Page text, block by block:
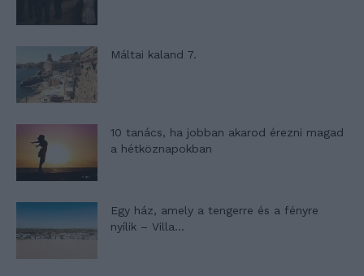
Máltai kaland 7.
10 tanács, ha jobban akarod érezni magad
a hétköznapokban
Egy ház, amely a tengerre és a fényre
nyílik – Villa...